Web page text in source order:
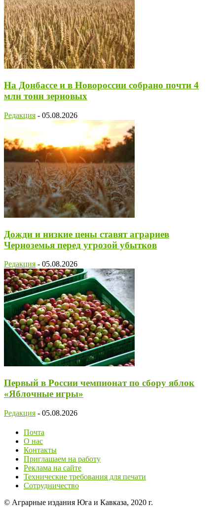
На Донбассе и в Новороссии собрано почти 4
млн тонн зерновых
Редакция - 05.08.2026
Дожди и низкие цены ставят аграриев
Черноземья перед угрозой убытков
Редакция - 05.08.2026
Первый в России чемпионат по сбору яблок
«Яблочные игры»
Редакция - 05.08.2026
Почта
О нас
Контакты
Приглашаем на работу
Реклама на сайте
Технические требования для печати
Сотрудничество
© Аграрные издания Юга и Кавказа, 2020 г.